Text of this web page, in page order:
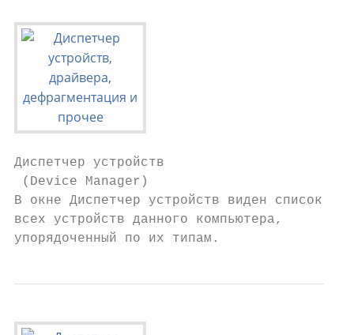
Диспетчер устройств
(Device Manager)
В окне Диспетчер устройств виден список
всех устройств данного компьютера,
упорядоченный по их типам.